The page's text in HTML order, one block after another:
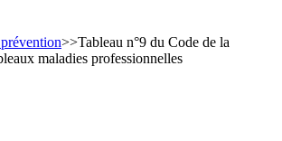
>>Tableau n°9 du Code de la
maladies professionnelles